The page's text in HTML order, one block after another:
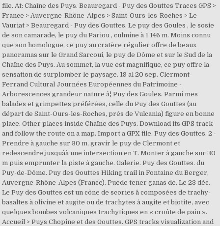
file. At: Chaîne des Puys. Beauregard - Puy des Gouttes Traces GPS >
France > Auvergne-Rhône-Alpes > Saint-Ours-les-Roches > Le
Vauriat > Beauregard - Puy des Gouttes. Le puy des Goules , le sosie
de son camarade, le puy du Pariou , culmine à 1 146 m. Moins connu
que son homologue, ce puy au cratère régulier offre de beaux
panoramas sur le Grand Sarcoui, le puy de Dôme et sur le Sud de la
Chaîne des Puys. Au sommet, la vue est magnifique, ce puy offre la
sensation de surplomber le paysage. 19 al 20 sep. Clermont-
Ferrand Cultural Journées Européennes du Patrimoine -
Arborescences grandeur nature â¦ Puy des Goules. Parmi mes
balades et grimpettes préférées, celle du Puy des Gouttes (au
départ de Saint-Ours-les-Roches, prés de Vulcania) figure en bonne
place. Other places inside Chaîne des Puys. Download its GPS track
and follow the route on a map. Import a GPX file. Puy des Gouttes. 2 -
Prendre à gauche sur 30 m, gravir le puy de Clermont et
redescendre jusquâà une intersection en T. Monter à gauche sur 30
m puis emprunter la piste à gauche. Galerie. Puy des Gouttes. du
Puy-de-Dôme. Puy des Gouttes Hiking trail in Fontaine du Berger,
Auvergne-Rhône-Alpes (France). Puede tener ganas de. Le 23 déc.
Le Puy des Gouttes est un cône de scories â composées de trachy-
basaltes à olivine et augite ou de trachytes à augite et biotite, avec
quelques bombes volcaniques trachytiques en « croûte de pain ».
Accueil > Puys Chopine et des Gouttes. GPS tracks visualization and